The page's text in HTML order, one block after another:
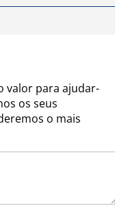
valor para ajudar-
os seus
o mais